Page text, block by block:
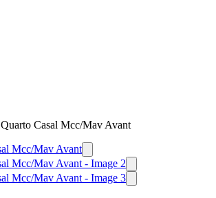
Quarto Casal Mcc/Mav Avant